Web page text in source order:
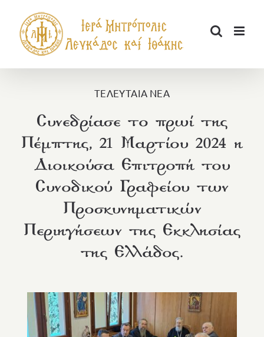
περιεχόμενο
ΤΕΛΕΥΤΑΙΑ ΝΕΑ
Συνεδρίασε το πρωί της
Πέμπτης, 21 Μαρτίου 2024 η
Διοικούσα Επιτροπή του
Συνοδικού Γραφείου των
Προσκυνηματικών
Περιηγήσεων της Εκκλησίας
της Ελλάδος.